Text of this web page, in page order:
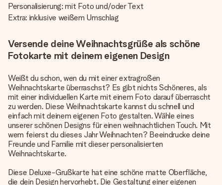
Personalisierung: mit Foto und/oder Text
Extra: inklusive weißem Umschlag
Versende deine Weihnachtsgrüße als schöne
Fotokarte mit deinem eigenen Design
Weißt du schon, wen du mit einer extragroßen
Weihnachtskarte überraschst? Es gibt nichts Schöneres, als
mit einer individuellen Karte mit einem Foto darauf überrascht
zu werden. Diese Weihnachtskarte kannst du schnell und
einfach mit deinem eigenen Foto gestalten. Wähle eines
unserer schönen Designs für einen weihnachtlichen Touch. Mit
wem feierst du dieses Jahr Weihnachten? Beeindrucke deine
Freunde und Familie mit dieser personalisierten
Weihnachtskarte.
Diese Deluxe-Grußkarte hat eine schöne matte Oberfläche,
die dein Design hervorhebt. Die Gestaltung einer eigenen